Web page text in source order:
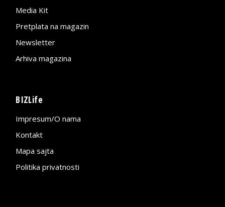
Media Kit
Pretplata na magazin
Newsletter
Arhiva magazina
BIZLife
Impresum/O nama
Kontakt
Mapa sajta
Politika privatnosti